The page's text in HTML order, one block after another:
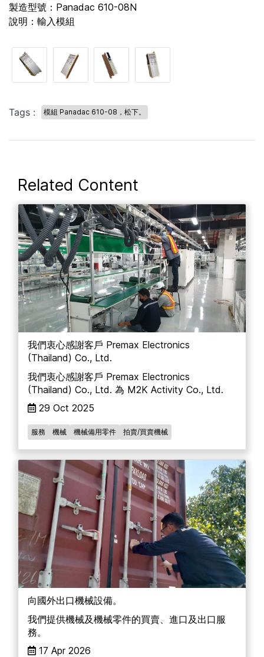
製造型號：Panadac 610-08N
說明：輸入模組
Tags : 模組 Panadac 610-08，松下。
Related Content
我們衷心感謝客戶 Premax Electronics
(Thailand) Co., Ltd.
我們衷心感謝客戶 Premax Electronics
(Thailand) Co., Ltd. 為 M2K Activity Co., Ltd.
29 Oct 2025
服務 機械 機械備用零件 拍賣/買賣機械
向國外出口機械設備。
我們提供機械及機械零件的買賣、進口及出口服
務。
17 Apr 2026